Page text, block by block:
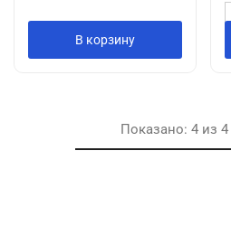
Ручная работа
В корзину
Показано: 4 из 4